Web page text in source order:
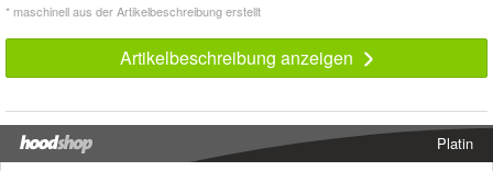
* maschinell aus der Artikelbeschreibung erstellt
Artikelbeschreibung anzeigen
Platin